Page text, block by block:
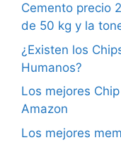
Cemento precio
de 50 kg y la
¿Existen los
Humanos?
Los mejores
Amazon
Los mejores